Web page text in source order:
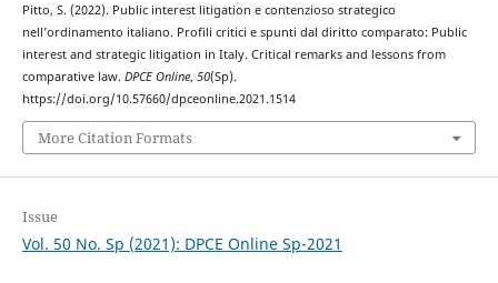
Pitto, S. (2022). Public interest litigation e contenzioso strategico
nell’ordinamento italiano. Profili critici e spunti dal diritto comparato: Public
interest and strategic litigation in Italy. Critical remarks and lessons from
comparative law. DPCE Online, 50(Sp).
https://doi.org/10.57660/dpceonline.2021.1514
More Citation Formats
Issue
Vol. 50 No. Sp (2021): DPCE Online Sp-2021